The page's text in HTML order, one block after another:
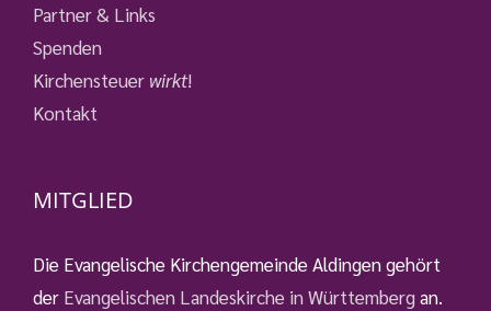
Partner & Links
Spenden
Kirchensteuer wirkt!
Kontakt
MITGLIED
Die Evangelische Kirchengemeinde Aldingen gehört
der Evangelischen Landeskirche in Württemberg an.